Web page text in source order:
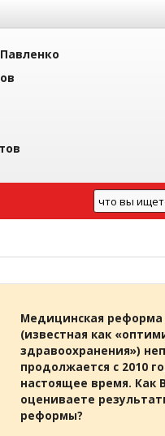
Медицинская реформа
(известная как
здравоохранения»)
продолжается с 2010
настоящее время. Как
оцениваете
реформы?